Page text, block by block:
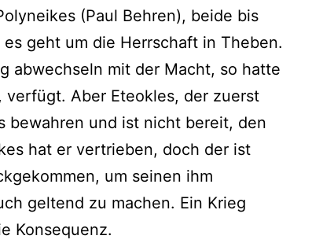
(Paul Behren), beide bis
geht um die Herrschaft in Theben.
abwechseln mit der Macht, so hatte
verfügt. Aber Eteokles, der zuerst
bewahren und ist nicht bereit, den
hat er vertrieben, doch der ist
um seinen ihm
geltend zu machen. Ein Krieg
Konsequenz.